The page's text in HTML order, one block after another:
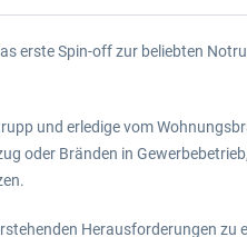
erste Spin-off zur beliebten
und erledige vom
oder Bränden in
Herausforderungen zu